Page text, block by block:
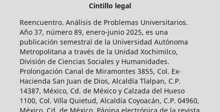
Cintillo legal
Reencuentro. Análisis de Problemas Universitarios.
Año 37, número 89, enero-junio 2025, es una
publicación semestral de la Universidad Autónoma
Metropolitana a través de la Unidad Xochimilco,
División de Ciencias Sociales y Humanidades.
Prolongación Canal de Miramontes 3855, Col. Ex-
Hacienda San Juan de Dios, Alcaldía Tlalpan, C.P.
14387, México, Cd. de México y Calzada del Hueso
1100, Col. Villa Quietud, Alcaldía Coyoacán, C.P. 04960,
México, Cd. de México. Página electrónica de la revista